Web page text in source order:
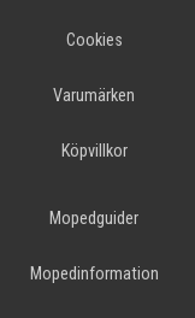
Cookies
Varumärken
Köpvillkor
Mopedguider
Mopedinformation